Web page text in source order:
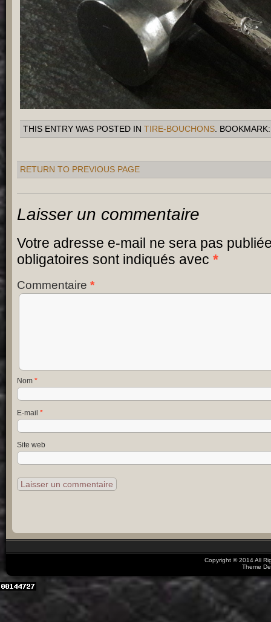
THIS ENTRY WAS POSTED IN TIRE-BOUCHONS.
RETURN TO PREVIOUS PAGE
Laisser un commentaire
Votre adresse e-mail ne sera pas
obligatoires sont indiqués avec *
Commentaire *
Nom *
E-mail *
Site web
Copyright © 2014 All
Theme